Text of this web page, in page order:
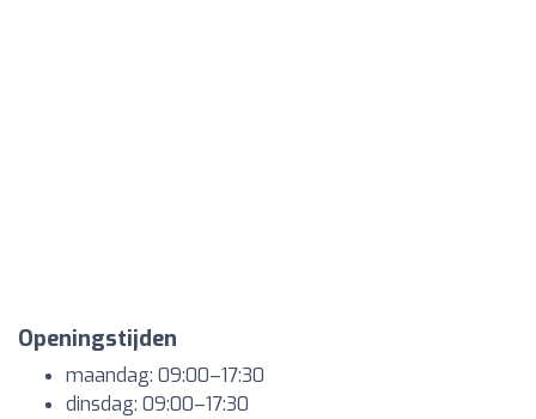
Openingstijden
maandag: 09:00–17:30
dinsdag: 09:00–17:30